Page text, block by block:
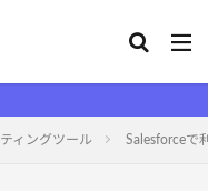
ィングツール Salesforceで